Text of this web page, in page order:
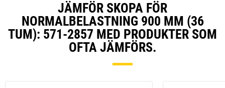
JÄMFÖR SKOPA FÖR
NORMALBELASTNING 900 MM (36
TUM): 571-2857 MED PRODUKTER SOM
OFTA JÄMFÖRS.